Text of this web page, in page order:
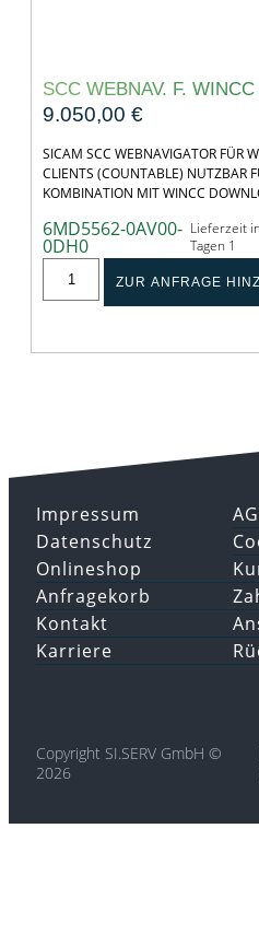
SCC WEBNAV. F.
9.050,00 €
SICAM SCC WEBNAVIGATOR FÜR
CLIENTS (COUNTABLE) NUTZBAR
KOMBINATION MIT WINCC
6MD5562-0AV00-
0DH0
Lieferzeit in
Tagen 1
ZUR ANFRAGE
Impressum
Datenschutz
Onlineshop
Anfragekorb
Kontakt
Karriere
Copyright SI.SERV GmbH ©
2026